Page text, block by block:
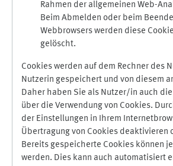
Rahmen der allgemeinen Web-
Beim Abmelden oder beim
Webbrowsers werden diese
gelöscht.
Cookies werden auf dem Rechner des
Nutzerin gespeichert und von diesem
Daher haben Sie als Nutzer/in auch
über die Verwendung von Cookies.
der Einstellungen in Ihrem
Übertragung von Cookies deaktivieren
Bereits gespeicherte Cookies können
werden. Dies kann auch automatisiert